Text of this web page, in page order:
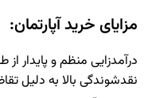
مزایای خرید آپارتمان:
درآمدزایی منظم و پایدار
نقدشوندگی بالا به دلیل